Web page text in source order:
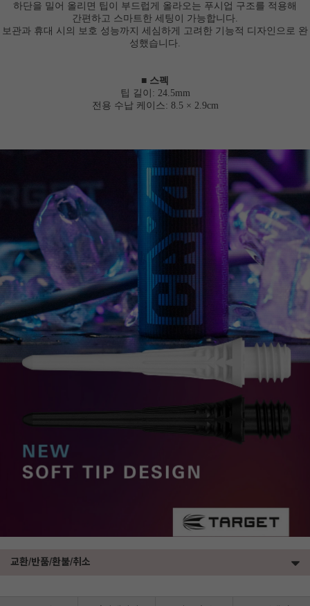
하단을 밀어 올리면 팁이 부드럽게 올라오는 푸시업 구조를 적용해
간편하고 스마트한 세팅이 가능합니다.
보관과 휴대 시의 보호 성능까지 세심하게 고려한 기능적 디자인으로 완
성했습니다.
■ 스펙
팁 길이: 24.5mm
전용 수납 케이스: 8.5 × 2.9cm
교환/반품/환불/취소